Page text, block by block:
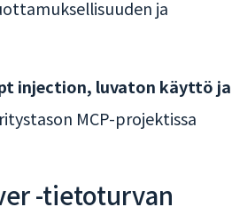
ja
injection, luvaton käyttö ja
MCP-projektissa
-tietoturvan